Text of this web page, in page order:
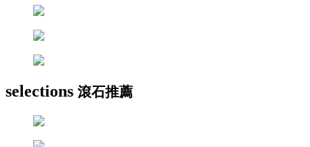
selections 滾石推薦